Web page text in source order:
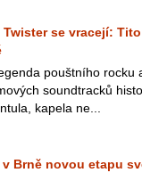
se vracejí:
pouštního rocku
soundtracků
kapela ne...
Brně novou etapu